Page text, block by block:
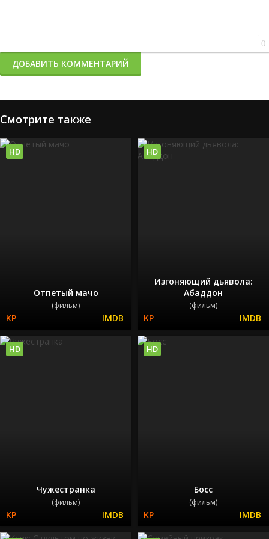
0
ДОБАВИТЬ КОММЕНТАРИЙ
Смотрите также
Отпетый мачо
(фильм)
HD
Изгоняющий дьявола:
Абаддон
(фильм)
HD
Чужестранка
(фильм)
HD
Босс
(фильм)
HD